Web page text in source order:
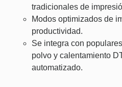
tradicionales de
Modos optimizados de
productividad.
Se integra con
polvo y calentamiento
automatizado.